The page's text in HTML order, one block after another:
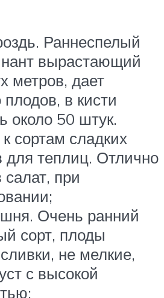
Раннеспелый
вырастающий
метров, дает
в кисти
около 50 штук.
сортам сладких
для теплиц. Отлично
салат, при
Очень ранний
сорт, плоды
не мелкие,
с высокой